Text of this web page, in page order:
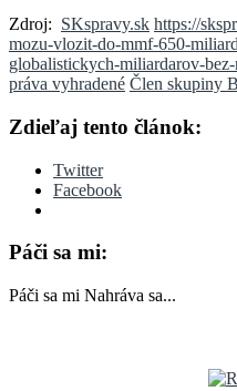
Zdroj: SKspravy.sk https://
mozu-vlozit-do-mmf-650-
globalistickych-miliardarov-
práva vyhradené Člen skupiny
Zdieľaj tento článok:
Twitter
Facebook
Páči sa mi:
Páči sa mi Nahráva sa...